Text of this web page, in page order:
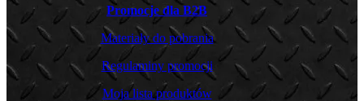
Promocje dla B2B
Materiały do pobrania
Regulaminy promocji
Moja lista produktów